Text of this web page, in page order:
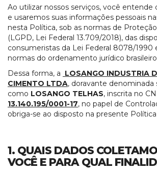
COBOGÓ
LAJES
FIO
PAVERS
DÚVIDAS
Ao utilizar nossos serviços, você
e usaremos suas informações pessoais
nesta Política, sob as normas de
(LGPD, Lei Federal 13.709/2018), das
consumeristas da Lei Federal 8078/1990
normas do ordenamento jurídico
Dessa forma, a LOSANGO INDUSTRIA
CIMENTO LTDA, doravante
como LOSANGO TELHAS, inscrita no
13.140.195/0001-17, no papel de
obriga-se ao disposto na presente
1. QUAIS DADOS
VOCÊ E PARA QUAL